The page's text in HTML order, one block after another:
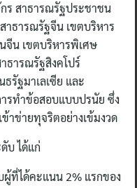
ร สาธารณรัฐประชาชน
าธารณรัฐจีน เขตบริหาร
จีน เขตบริหารพิเศษ
ธารณรัฐสิงคโปร์
รัฐมาเลเซีย และ
รทำข้อสอบแบบปรนัย ซึ่ง
าข่ายทุจริตอย่างเข้มงวด
บ ได้แก่
ผู้ที่ได้คะแนน 2% แรกของ